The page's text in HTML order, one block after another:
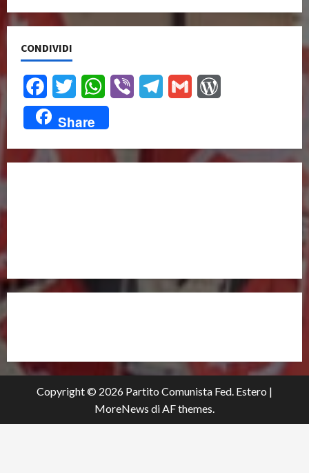
CONDIVIDI
FacebookTwitter WhatsApp
Viber TelegramGmail
Share
Copyright © 2026 Partito Comunista Fed. Estero |
MoreNews di AF themes.